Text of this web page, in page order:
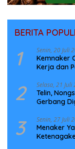
BERITA
1 Senin, 20 Juli
Kemnaker
Kerja dan
2 Selasa, 21 Juli
Telin,
Gerbang
3 Senin, 27 Juli
Menaker